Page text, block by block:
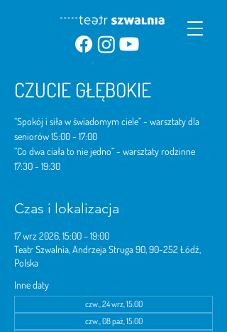
CZUCIE GŁĘBOKIE
“Spokój i siła w świadomym ciele” - warsztaty dla
seniorów 15:00 - 17:00
“Co dwa ciała to nie jedno” - warsztaty rodzinne
17:30 - 19:30
Czas i lokalizacja
17 wrz 2026, 15:00 – 19:00
Teatr Szwalnia, Andrzeja Struga 90, 90-252 Łódź,
Polska
Inne daty
czw., 24 wrz, 15:00
czw., 08 paź, 15:00